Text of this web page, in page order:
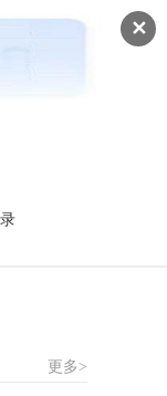
✕
更多>